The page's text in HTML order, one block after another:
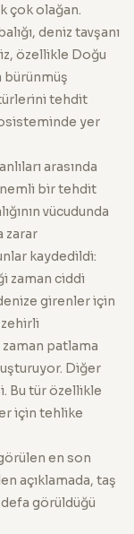
çok olağan.
deniz tavşanı
özellikle Doğu
bürünmüş
türlerini tehdit
yer
arasında
bir tehdit
vücudunda
zarar
kaydedildi:
zaman ciddi
girenler için
zaman patlama
Diğer
Bu tür özellikle
için tehlike
en son
açıklamada, taş
defa görüldüğü